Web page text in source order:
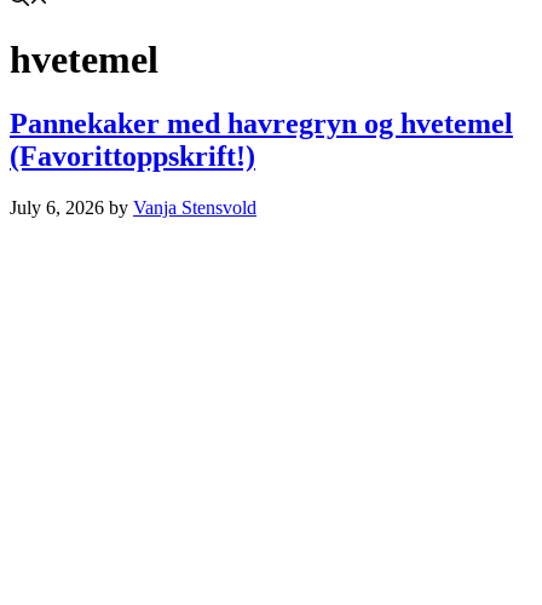
hvetemel
Pannekaker med havregryn og hvetemel
(Favorittoppskrift!)
July 6, 2026 by Vanja Stensvold